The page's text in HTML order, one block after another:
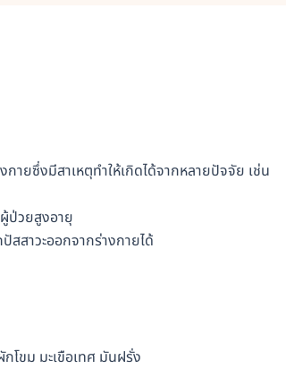
ยซึ่งมีสาเหตุทำให้เกิดได้จากหลายปัจจัย เช่น
ป่วยสูงอายุ
สสาวะออกจากร่างกายได้
โขม มะเขือเทศ มันฝรั่ง